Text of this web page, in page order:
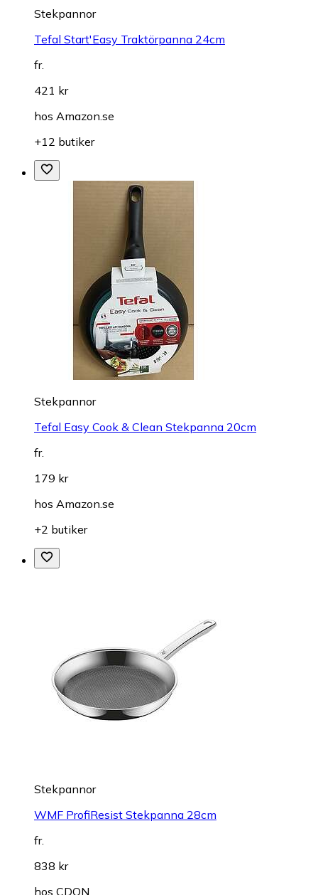
Stekpannor
Tefal Start'Easy Traktörpanna 24cm
fr.
421 kr
hos Amazon.se
+12 butiker
Stekpannor
Tefal Easy Cook & Clean Stekpanna 20cm
fr.
179 kr
hos Amazon.se
+2 butiker
Stekpannor
WMF ProfiResist Stekpanna 28cm
fr.
838 kr
hos CDON